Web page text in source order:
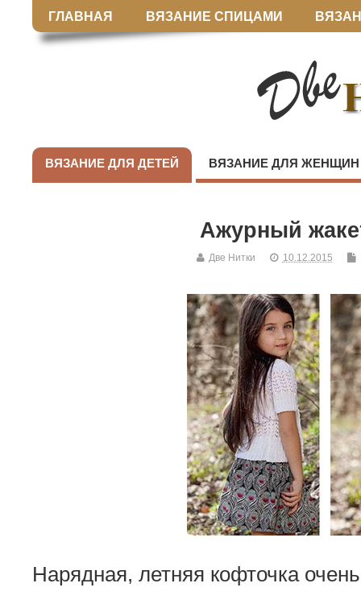
ГЛАВНАЯ ВЯЗАНИЕ СПИЦАМИ
ВЯЗАНИЕ ДЛЯ ДЕТЕЙ ВЯЗАНИЕ ДЛЯ ЖЕНЩИН
Ажурный
Две Нитки 10.12.2015
Нарядная, летняя кофточка